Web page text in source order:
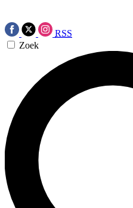
RSS
Zoek